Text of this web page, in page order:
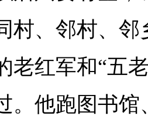
村、邻村、
老红军和“五
。他跑图书